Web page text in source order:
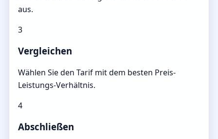
aus.
3
Vergleichen
Wählen Sie den Tarif mit dem besten Preis-
Leistungs-Verhältnis.
4
Abschließen